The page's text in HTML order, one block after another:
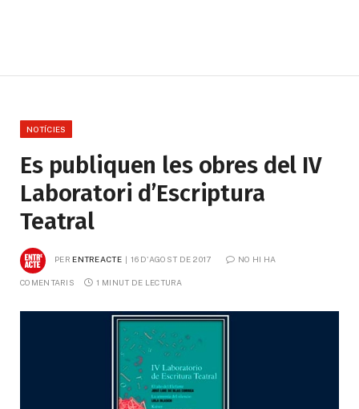
NOTÍCIES
Es publiquen les obres del IV
Laboratori d’Escriptura
Teatral
PER ENTREACTE 16 D'AGOST DE 2017 NO HI HA
COMENTARIS 1 MINUT DE LECTURA